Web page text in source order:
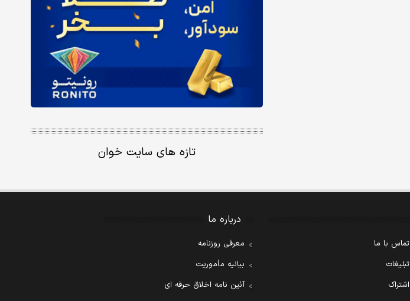
تازه های سایت خوان
تماس با ما
تبلیغات
اشتراک
درباره ما
معرفی روزنامه
بیانیه مأموریت
آئین نامه اخلاق حرفه ای